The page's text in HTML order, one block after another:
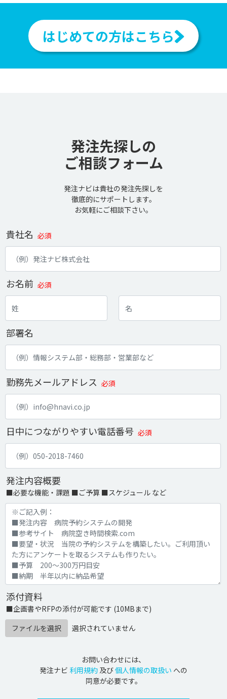
はじめての方はこちら
発注先探しの
ご相談フォーム
発注ナビは貴社の発注先探しを
徹底的にサポートします。
お気軽にご相談下さい。
貴社名 必須
お名前 必須
部署名
勤務先メールアドレス 必須
日中につながりやすい電話番号 必須
発注内容概要
■必要な機能・課題 ■ご予算 ■スケジュール など
添付資料
■企画書やRFPの添付が可能です (10MBまで)
ファイルを選択
選択されていません
お問い合わせには、
発注ナビ 利用規約 及び個人情報の取扱い への
同意が必要です。